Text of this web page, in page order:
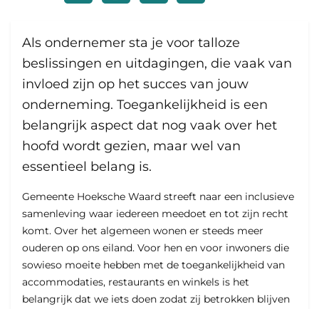
Als ondernemer sta je voor talloze
beslissingen en uitdagingen, die vaak van
invloed zijn op het succes van jouw
onderneming. Toegankelijkheid is een
belangrijk aspect dat nog vaak over het
hoofd wordt gezien, maar wel van
essentieel belang is.
Gemeente Hoeksche Waard streeft naar een inclusieve
samenleving waar iedereen meedoet en tot zijn recht
komt. Over het algemeen wonen er steeds meer
ouderen op ons eiland. Voor hen en voor inwoners die
sowieso moeite hebben met de toegankelijkheid van
accommodaties, restaurants en winkels is het
belangrijk dat we iets doen zodat zij betrokken blijven